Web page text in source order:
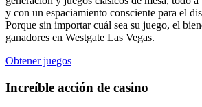
y con un espaciamiento consciente para el
Porque sin importar cuál sea su juego, el
ganadores en Westgate Las Vegas.
Obtener juegos
Increíble acción de casino